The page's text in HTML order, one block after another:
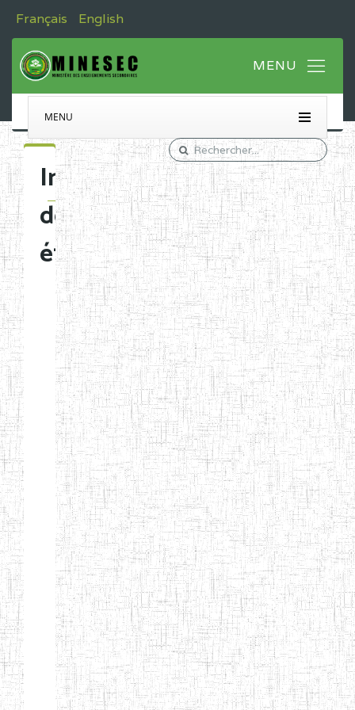
Français English
MENU
Immatriculation
des
établissements
Etablissements
d'enseignement
normal
ENI
Chercher:
Effacer les filtres
Denomination
Type